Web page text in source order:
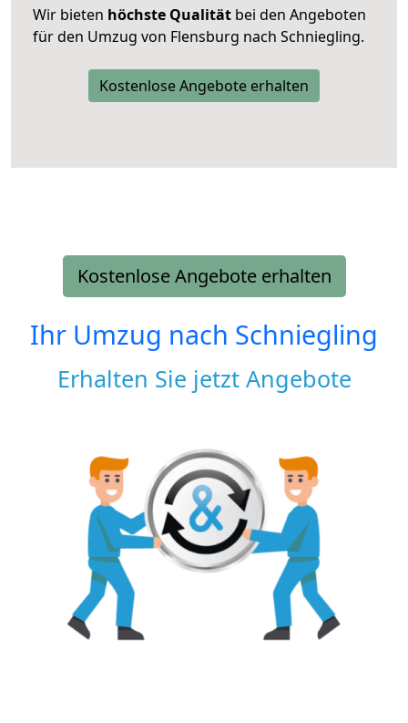
Wir bieten höchste Qualität bei den Angeboten
für den Umzug von Flensburg nach Schniegling.
Kostenlose Angebote erhalten
Kostenlose Angebote erhalten
Ihr Umzug nach Schniegling
Erhalten Sie jetzt Angebote